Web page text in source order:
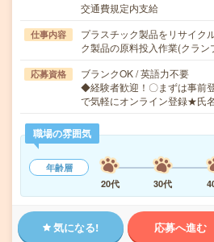
交通費規定内支給
仕事内容
プラスチック製品をリサイク
ク製品の原料投入作業(クラ
応募資格
ブランクOK / 英語力不要
◆経験者歓迎！〇まずは事前
で気軽にオンライン登録★氏
職場の雰囲気
年齢層
20代
30代
気になる! 応募へ進む